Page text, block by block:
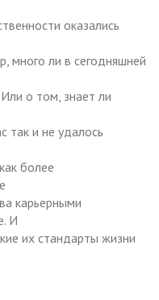
оказались
много ли в сегодняшней
о том, знает ли
так и не удалось
более
карьерными
И
их стандарты жизни